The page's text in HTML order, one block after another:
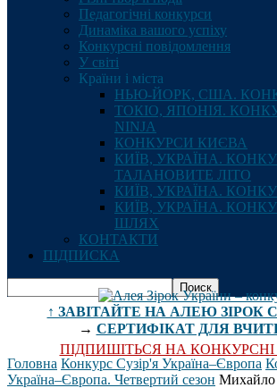
Педагогічні конкурси
Динаміка вашого успіху
Конкурсні повідомлення
У світі
Країни і міста
НЬЮ-ЙОРК, США.
ТОКІО, ЯПОНІЯ.
NINJA
КОНКУРСИ КИЄВА
КИЇВ, УКРАЇНА.
ТАЛАНОВИТЕ ЛІТО
КИЇВ, УКРАЇНА.
КИЇВ, УКРАЇНА.
ШЛЯХ
КОНТАКТИ
ПІДПИСКА
↑ ЗАВІТАЙТЕ НА АЛЕЮ ЗІРОК
→ СЕРТИФІКАТ ДЛЯ
ПІДПИШІТЬСЯ НА
Головна Конкурс Сузір'я Україна–Європа
Україна–Європа. Четвертий сезон Михайло